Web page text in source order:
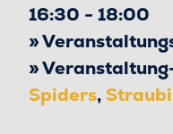
16:30 - 18:00
Spiders,